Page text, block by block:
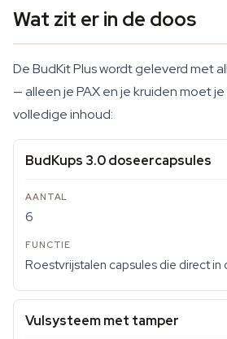
Wat zit er in de doos
De BudKit Plus wordt geleverd met
— alleen je PAX en je kruiden moet
volledige inhoud:
BudKups 3.0 doseercapsules
6
Roestvrijstalen capsules die direct in
Vulsysteem met tamper